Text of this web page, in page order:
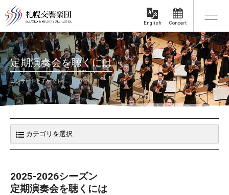
Concert
English
定期演奏会を聴くには
コンサートとチケット
2025-2026シーズン
定期演奏会を聴くには